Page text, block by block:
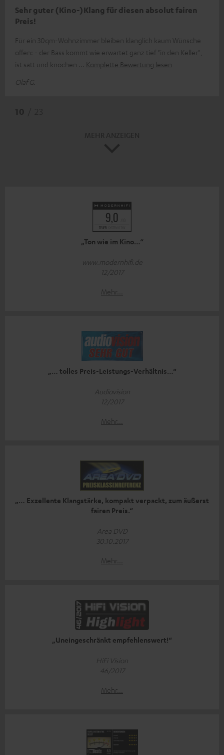
Sehr guter (Kino-)Klang für diesen absolut fairen
Preis!
Für ein 30qm-Wohnzimmer bleiben klanglich kaum Wünsche
offen: - der Bass kommt wie erwartet ganz tief "in den Keller",
ist satt und knochen
Komplette Bewertung lesen
Olaf G.
„Ton wie im Kino…“
www.modernhifi.de
12/2017
Mehr...
„… tolles Preis-Leistungs-Verhältnis…“
Audiovision
12/2017
Mehr...
„… Exzellente Klangstärke, kompakt verpackt, zum äußerst
fairen Preis.“
Area DVD
30.10.2017
Mehr...
„Uneingeschränkt empfehlenswert!“
HiFi Vision
46/2017
Mehr...